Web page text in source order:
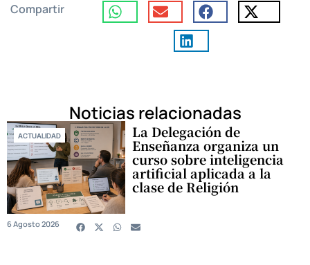
Compartir
Noticias relacionadas
ACTUALIDAD La Delegación de
Enseñanza organiza un
curso sobre inteligencia
artificial aplicada a la
clase de Religión
6 Agosto 2026